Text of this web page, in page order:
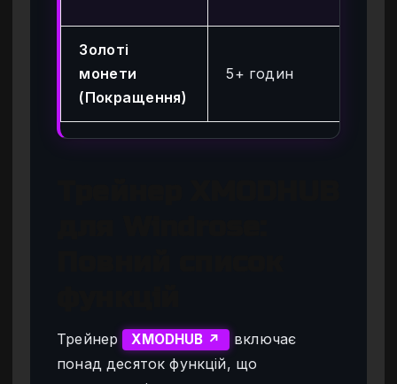
Золоті
монети
(Покращення)
5+ годин
Трейнер XMODHUB ↗
включає
понад десяток функцій, що